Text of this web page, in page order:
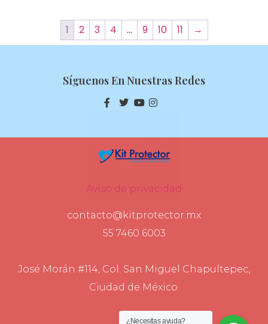
1 2 3 4 … 9 10 11 →
Síguenos En Nuestras Redes
Aviso de privacidad
contacto@kitprotector.mx
55 7460 6003
José Morán #114, Col. San Miguel Chapultepec,
Ciudad de México.
¿Necesitas ayuda?